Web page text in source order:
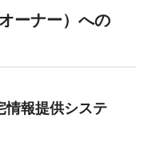
ーナー）への
情報提供システ